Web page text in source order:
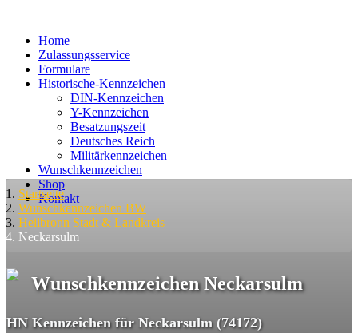
Home
Zulassungsservice
Formulare
Historische-Kennzeichen
DIN-Kennzeichen
Y-Kennzeichen
Besatzungszeit
Deutsches Reich
Militärkennzeichen
Wunschkennzeichen
Shop
Kontakt
Startseite
Wunschkennzeichen BW
Heilbronn Stadt & Landkreis
Neckarsulm
Wunschkennzeichen Neckarsulm
HN Kennzeichen für Neckarsulm (74172)